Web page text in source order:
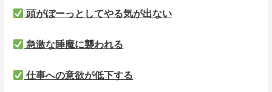
頭がぼーっとしてやる気が出ない
急激な睡魔に襲われる
仕事への意欲が低下する